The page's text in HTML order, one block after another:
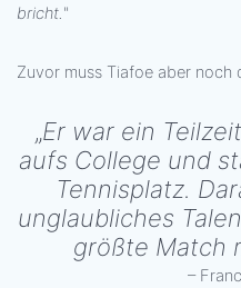
bricht."
Zuvor muss Tiafoe aber noch
„Er war ein
aufs College und
Tennisplatz.
unglaubliches
größte Match
–